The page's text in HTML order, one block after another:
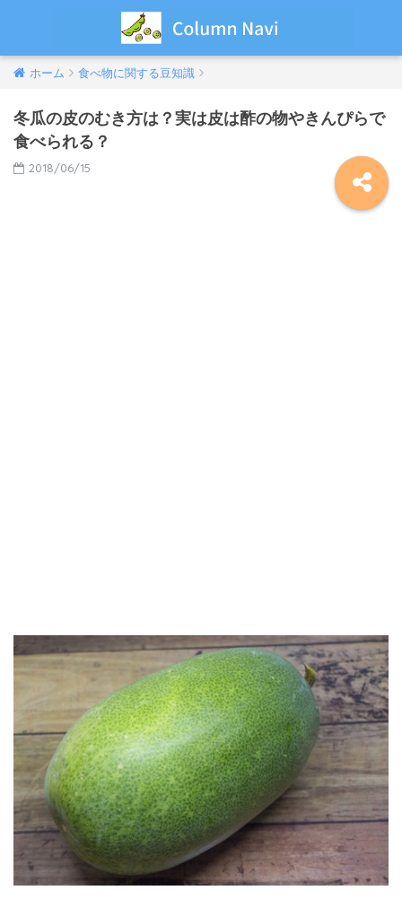
ホーム 食べ物に関する豆知識
冬瓜の皮のむき方は？実は皮は酢の物やきんぴらで
食べられる？
2018/06/15